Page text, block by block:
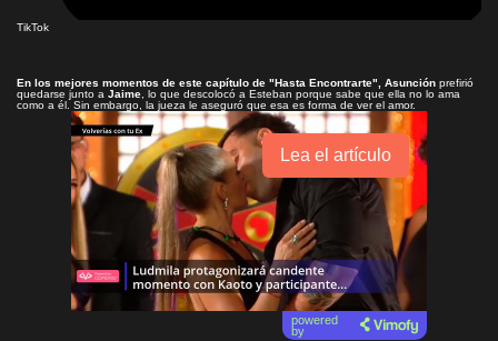
TikTok
En los mejores momentos de este capítulo de "Hasta Encontrarte" , Asunción prefirió
quedarse junto a Jaime , lo que descolocó a Esteban porque sabe que ella no lo ama
como a él. Sin embargo, la jueza le aseguró que esa es forma de ver el amor.
Lea el artículo
powered
by